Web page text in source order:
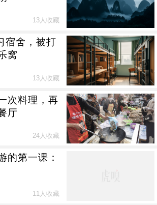
13人收藏
宿舍，被打
窝
13人收藏
次料理，再
厅
24人收藏
的第一课：
11人收藏